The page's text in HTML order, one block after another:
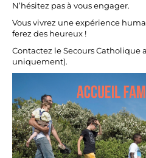
N’hésitez pas à vous engager.
Vous vivrez une expérience
ferez des heureux !
Contactez le Secours Catholique
uniquement).